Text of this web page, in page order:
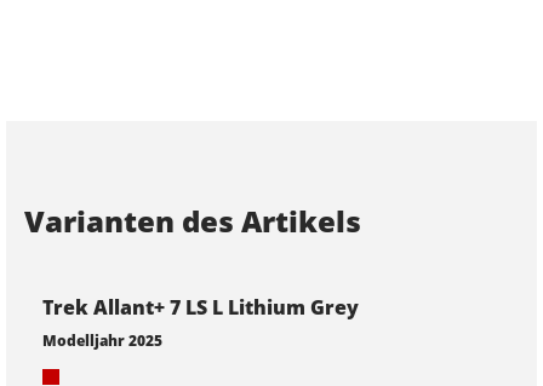
Varianten des Artikels
Trek Allant+ 7 LS L Lithium Grey
Modelljahr 2025